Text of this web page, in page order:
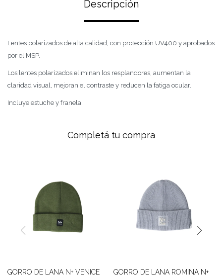
Descripción
Lentes polarizados de alta calidad, con protección UV400 y aprobados
por el MSP.
Los lentes polarizados eliminan los resplandores, aumentan la
claridad visual, mejoran el contraste y reducen la fatiga ocular.
Incluye estuche y franela.
Completá tu compra
GORRO DE LANA N+ VENICE
GORRO DE LANA ROMINA N+